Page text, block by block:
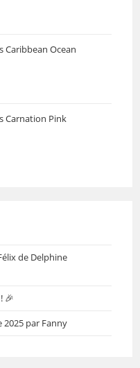
Caribbean Ocean
Carnation Pink
de Delphine
🎉
par Fanny